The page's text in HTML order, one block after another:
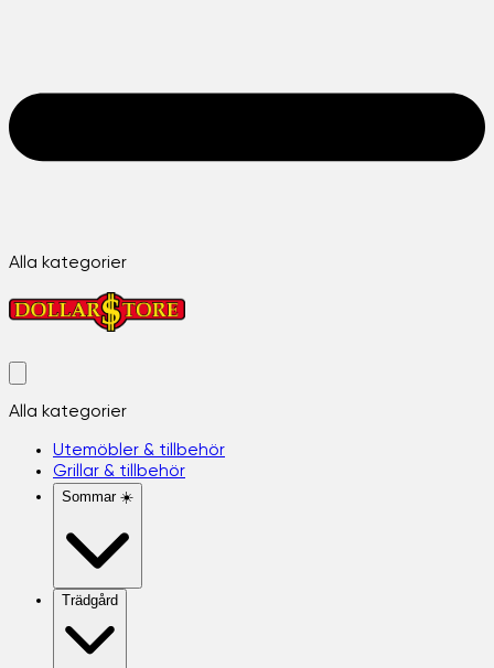
Alla kategorier
Alla kategorier
Utemöbler & tillbehör
Grillar & tillbehör
Sommar ☀️
Trädgård